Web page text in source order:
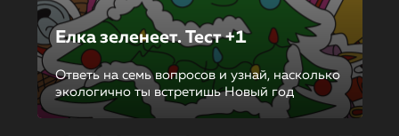
Елка зеленеет. Тест +1
Ответь на семь вопросов и узнай, насколько
экологично ты встретишь Новый год